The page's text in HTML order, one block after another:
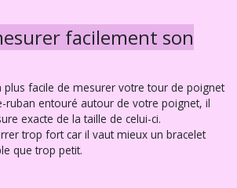
facilement son
plus facile de mesurer votre tour de poignet
ruban entouré autour de votre poignet, il
exacte de la taille de celui-ci.
trop fort car il vaut mieux un bracelet
que trop petit.